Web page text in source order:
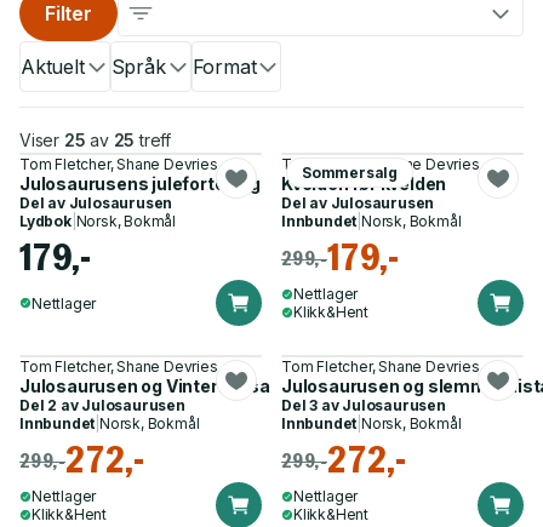
Aktuelt Språk Format
Filter
Viser 25 av 25 treff
Tom Fletcher, Shane Devries
Julosaurusens julefortelling
Del av Julosaurusen
Lydbok| Norsk, Bokmål
179,-
Nettlager
Sommersalg
Tom Fletcher, Shane Devries
Kvelden før kvelden
Del av Julosaurusen
Innbundet |Norsk, Bokmål
299,-179,-
Nettlager
Klikk&Hent
Tom Fletcher, Shane Devries
Julosaurusen og Vinterheksa
Del 2 av Julosaurusen
Innbundet |Norsk, Bokmål
299,-272,-
Nettlager
Klikk&Hent
Tom Fletcher, Shane Devries
Julosaurusen og
Del 3 av Julosaurusen
Innbundet |Norsk, Bokmål
299,-272,-
Nettlager
Klikk&Hent